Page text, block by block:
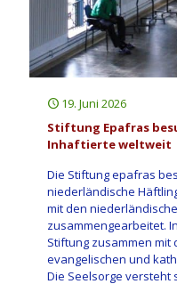
19. Juni 2026
Stiftung Epafras
Inhaftierte weltweit
Die Stiftung epafras
niederländische
mit den
zusammengearbeitet.
Stiftung zusammen
evangelischen und
Die Seelsorge versteht